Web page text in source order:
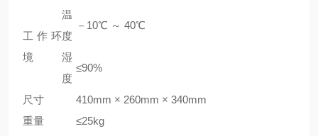
工作环
境
温
度
－10℃ ～ 40℃
湿
度
≤90%
尺寸
410mm × 260mm × 340mm
重量
≤25kg